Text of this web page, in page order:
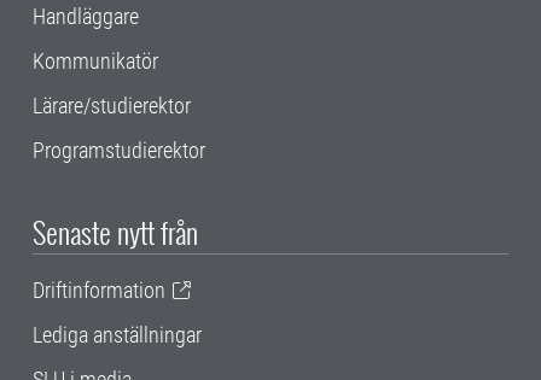
Handläggare
Kommunikatör
Lärare/studierektor
Programstudierektor
Senaste nytt från
Driftinformation
Lediga anställningar